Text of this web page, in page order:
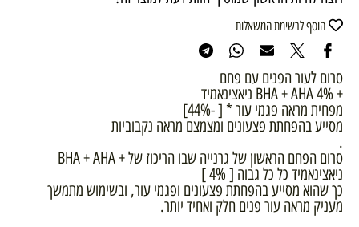
הוסף לרשימת המשאלות
סרום לעור הפנים עם פחם
+ BHA + AHA 4% ניאצינאמיד
מפחית מראה פגמי עור * [ -44%]
מסייע בהפחתת פצעונים ומצמצם מראה נקבוביות
.
סרום הפחם הראשון של גרנייה שבו הריכוז של + BHA + AHA
ניאצינאמיד כל כל גבוה [ 4% ]
כך שהוא מסייע בהפחתת פצעונים ופגמי עור, ובשימוש מתמשך
מעניק מראה עור פנים חלק ואחיד יותר.